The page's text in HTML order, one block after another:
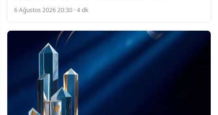
6 Ağustos 2026 20:30 · 4 dk